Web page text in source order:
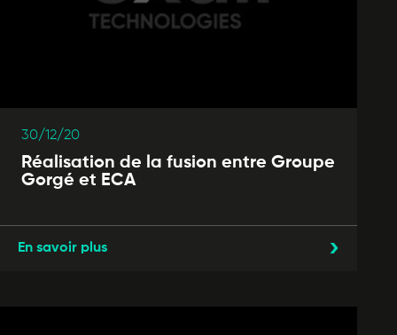
30/12/20
Réalisation de la fusion entre Groupe
Gorgé et ECA
En savoir plus